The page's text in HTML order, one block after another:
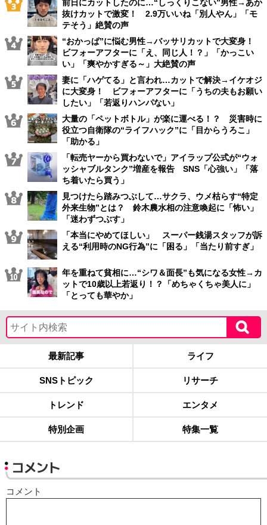
前日にカットしたのに…“しっくりこない”男性→あか
抜けカットで激変！ 2.9万いいね「別人やん」「モ
テそう」絶賛の声
“おかっぱ”に悩む男性→バッサリカットで大変身！
ビフォーアフターに「え、同じ人！？」「かっこい
い」「爽やかすぎる～」大絶賛の声
妻に「ハゲてる」と言われ…カットで解決→イケオジ
に大変身！ ビフォーアフターに「うちの夫もお願い
したい」「若返りハンパない」
大量の「ペットボトル」が楽に運べる！？ 災害時に
役立つ自衛隊の“ライフハック”に「目からうろこ」
「助かる」
「転売ヤーから買わないで」アイラップ公式が“ウォ
ッシャブルタンク”増産を報告 SNS「心強い」「落
ち着いたら買う」
見つけたら踏みつぶして…サクラ、ウメ枯らす“特定
外来生物”とは？ 鈴木農水相の注意喚起に「怖い」
「迷わずつぶす」
「本当にやめてほしい」 スーパー銭湯スタッフが訴
える“利用時のNG行為”に「困る」「当たり前すぎ」
年を重ねて貧相に…“シワ＆面長”も気になる女性→カ
ットで10歳以上若返り！？「めちゃくちゃ美人に」
「とっても華やか」
最新記事 ライフ
SNSトピック リサーチ
トレンド エンタメ
特別企画 特集一覧
コメント
コメント